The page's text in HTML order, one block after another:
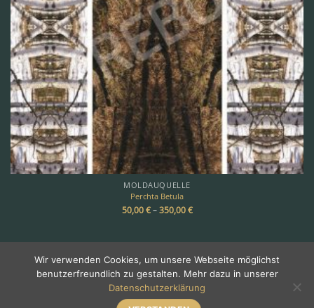
MOLDAUQUELLE
Perchta Betula
50,00€–350,00€
Copyright 2026 ©TREBOR
Galerie•Impressum & Kontakt
Wir verwenden Cookies, um unsere Webseite möglichst
benutzerfreundlich zu gestalten. Mehr dazu in unserer
Datenschutzerklärung